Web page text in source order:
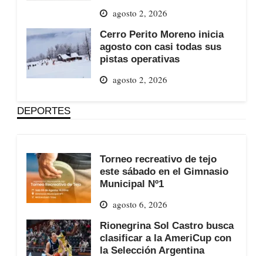
agosto 2, 2026
Cerro Perito Moreno inicia
agosto con casi todas sus
pistas operativas
agosto 2, 2026
DEPORTES
Torneo recreativo de tejo
este sábado en el Gimnasio
Municipal Nº1
agosto 6, 2026
Rionegrina Sol Castro busca
clasificar a la AmeriCup con
la Selección Argentina